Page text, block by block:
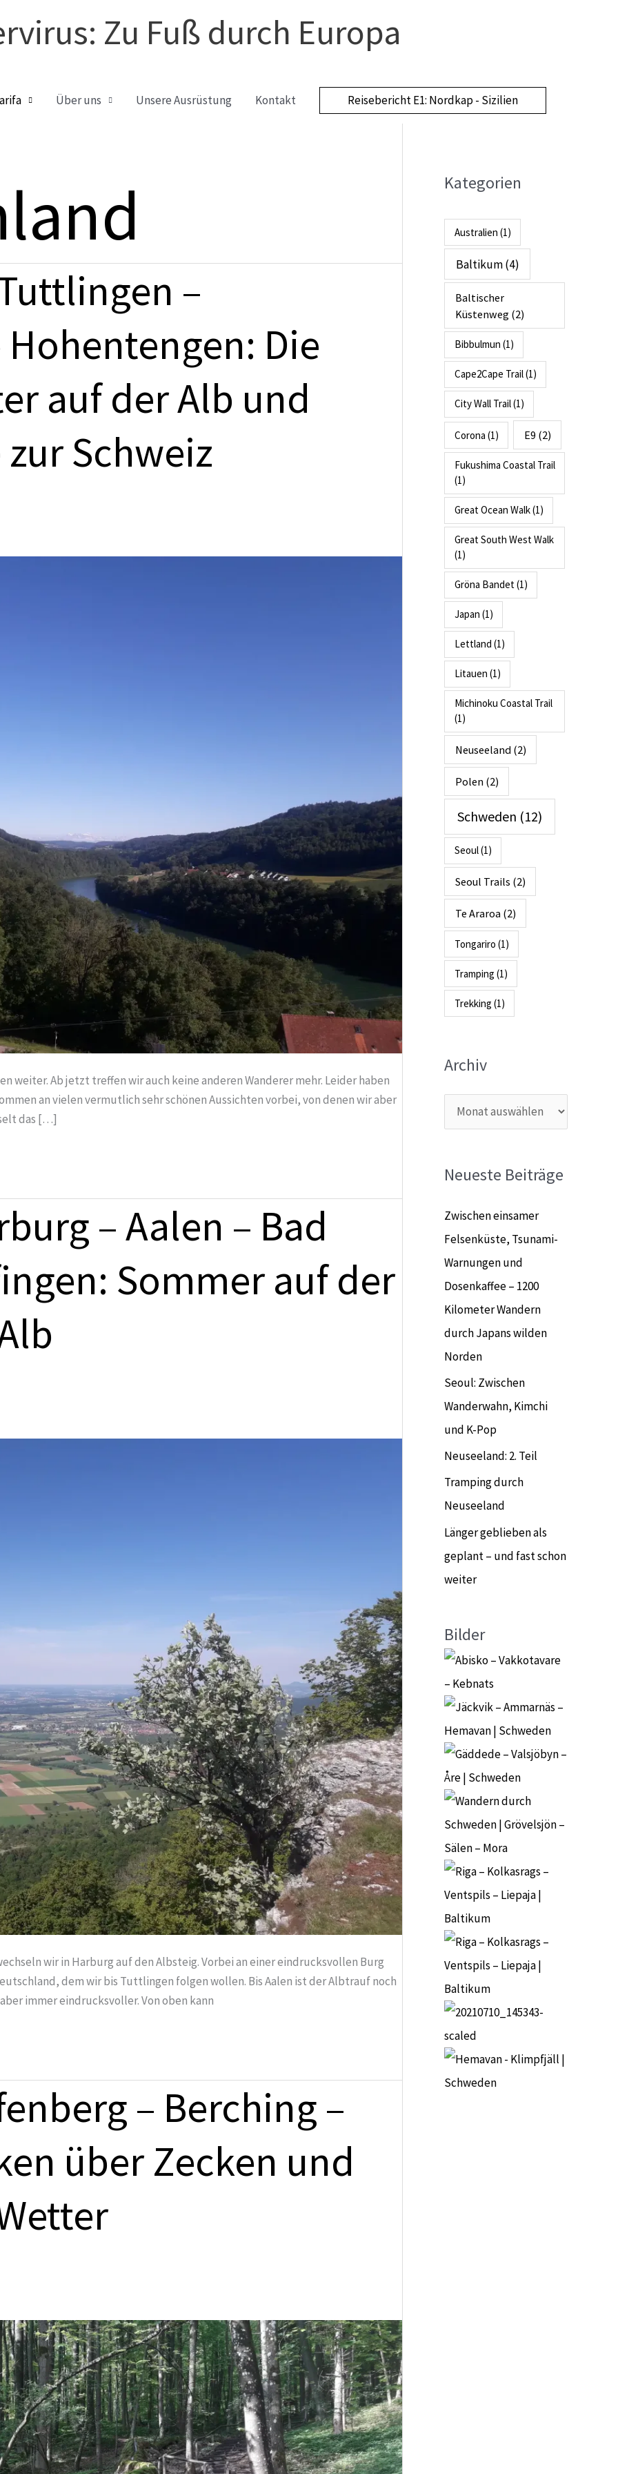
Zu Fuß durch Europa
Über uns Unsere Ausrüstung Kontakt Reisebericht E1: Nordkap - Sizilien
–
Die
auf der Alb und
Schweiz
weiter. Ab jetzt treffen wir auch keine anderen Wanderer mehr. Leider haben
an vielen vermutlich sehr schönen Aussichten vorbei, von denen wir aber
das […]
– Aalen – Bad
Sommer auf der
wir in Harburg auf den Albsteig. Vorbei an einer eindrucksvollen Burg
dem wir bis Tuttlingen folgen wollen. Bis Aalen ist der Albtrauf noch
immer eindrucksvoller. Von oben kann
– Berching –
über Zecken und
Kategorien
Australien (1)
Baltikum(4)
Baltischer
Küstenweg(2)
Bibbulmun (1)
Cape2Cape Trail(1)
City Wall Trail(1)
Corona (1) E9 (2)
Fukushima Coastal Trail
(1)
Great Ocean Walk(1)
Great South West Walk
(1)
Gröna Bandet(1)
Japan (1)
Lettland (1)
Litauen (1)
Michinoku Coastal Trail
(1)
Neuseeland(2)
Polen(2)
Schweden (12)
Seoul(1)
Seoul Trails (2)
Te Araroa(2)
Tongariro (1)
Tramping (1)
Trekking (1)
Archiv
A
h
i
Neueste Beiträge
Zwischen einsamer
Felsenküste, Tsunami-
Warnungen und
Dosenkaffee – 1200
Kilometer Wandern
durch Japans wilden
Norden
Seoul: Zwischen
Wanderwahn, Kimchi
und K-Pop
Neuseeland: 2. Teil
Tramping durch
Neuseeland
Länger geblieben als
geplant – und fast schon
weiter
Bilder